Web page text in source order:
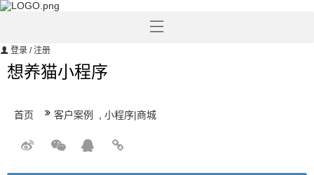
登录 / 注册
想养猫小程序
首页 客户案例 小程序|商城